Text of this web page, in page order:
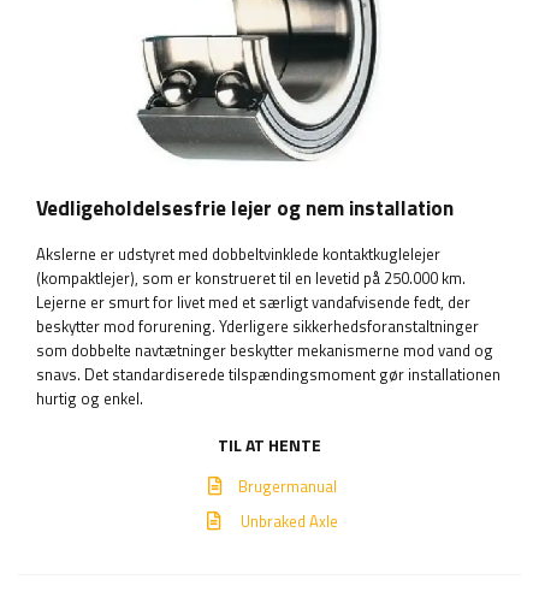
Vedligeholdelsesfrie lejer og nem installation
Akslerne er udstyret med dobbeltvinklede kontaktkuglelejer
(kompaktlejer), som er konstrueret til en levetid på 250.000 km.
Lejerne er smurt for livet med et særligt vandafvisende fedt, der
beskytter mod forurening. Yderligere sikkerhedsforanstaltninger
som dobbelte navtætninger beskytter mekanismerne mod vand og
snavs. Det standardiserede tilspændingsmoment gør installationen
hurtig og enkel.
TIL AT HENTE
Brugermanual
Unbraked Axle